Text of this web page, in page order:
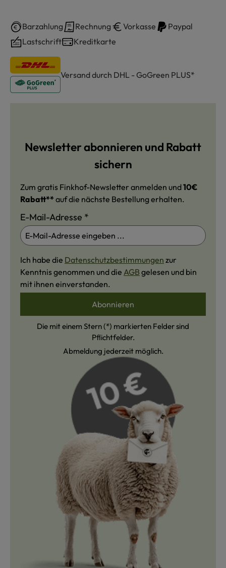
Barzahlung Rechnung Vorkasse
Paypal
Lastschrift
Kreditkarte
Versand durch DHL - GoGreen PLUS*
Newsletter abonnieren und Rabatt
sichern
Zum gratis Finkhof-Newsletter anmelden und10€
Rabatt** auf die nächste Bestellung erhalten.
E-Mail-Adresse *
Ich habe die Datenschutzbestimmungen zur
Kenntnis genommen und die AGB gelesen und bin
mit ihnen einverstanden.
Abonnieren
Die mit einem Stern (*) markierten Felder sind
Pflichtfelder.
Abmeldung jederzeit möglich.